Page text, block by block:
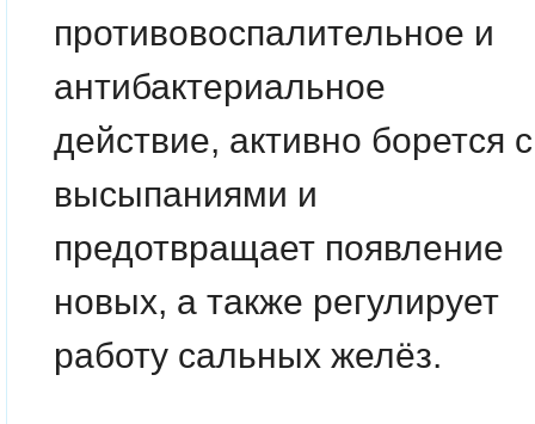
противовоспалительное и
антибактериальное
действие, активно борется с
высыпаниями и
предотвращает появление
новых, а также регулирует
работу сальных желёз.